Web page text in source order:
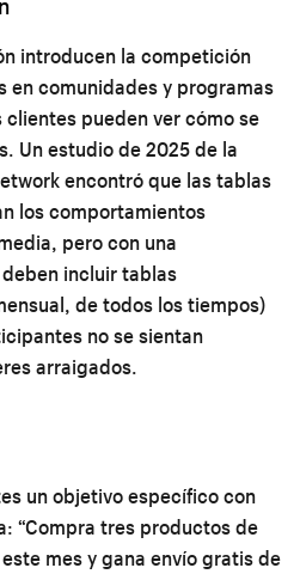
introducen la competición
en comunidades y programas
pueden ver cómo se
Un estudio de 2025 de la
encontró que las tablas
los comportamientos
pero con una
incluir tablas
de todos los tiempos)
no se sientan
arraigados.
un objetivo específico con
“Compra tres productos de
mes y gana envío gratis de